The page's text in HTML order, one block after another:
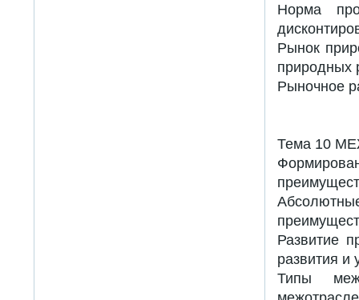
Норма
Рынок
природных
Рыночное
Тема 10
Развитие
развития и
Типы